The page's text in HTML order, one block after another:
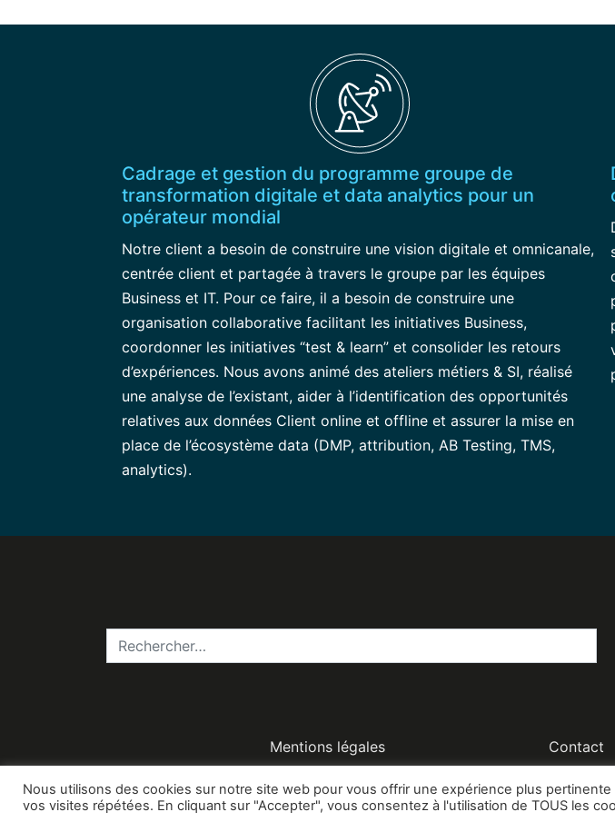
Cadrage et gestion du programme groupe de
transformation digitale et data analytics pour un
opérateur mondial
Notre client a besoin de construire une vision digitale et omnicanale,
centrée client et partagée à travers le groupe par les équipes
Business et IT. Pour ce faire, il a besoin de construire une
organisation collaborative facilitant les initiatives Business,
coordonner les initiatives “test & learn” et consolider les retours
d’expériences. Nous avons animé des ateliers métiers & SI, réalisé
une analyse de l’existant, aider à l’identification des opportunités
relatives aux données Client online et offline et assurer la mise en
place de l’écosystème data (DMP, attribution, AB Testing, TMS,
analytics).
Mentions légales Contact
Nous utilisons des cookies sur notre site web pour vous offrir une expérience plus
vos visites répétées. En cliquant sur "Accepter", vous consentez à l'utilisation de TOUS les